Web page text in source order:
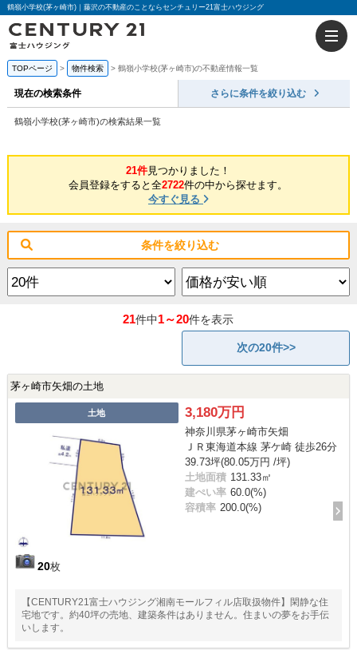
鶴嶺小学校(茅ヶ崎市)｜藤沢の不動産のことならセンチュリー21富士ハウジング
TOPページ 物件検索 鶴嶺小学校(茅ヶ崎市)の不動産情報一覧
現在の検索条件 さらに条件を絞り込む
鶴嶺小学校(茅ヶ崎市)の検索結果一覧
21件見つかりました！
会員登録をすると全2722件の中から探せます。
今すぐ見る
条件を絞り込む
21件中1～20件を表示
次の20件>>
茅ヶ崎市矢畑の土地
土地
20枚
3,180万円
神奈川県茅ヶ崎市矢畑
ＪＲ東海道本線 茅ケ崎 徒歩26分
39.73坪(80.05万円 /坪)
土地面積 131.33㎡
建ぺい率 60.0(%)
容積率 200.0(%)
【CENTURY21富士ハウジング湘南モールフィル店取扱物件】閑静な住
宅地です。約40坪の売地、建築条件はありません。住まいの夢をお手伝
いします。